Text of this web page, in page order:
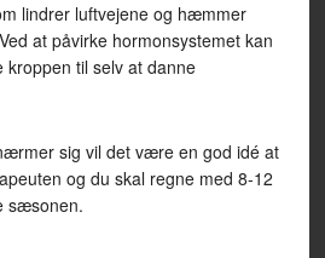
lindrer luftvejene og hæmmer
at påvirke hormonsystemet kan
til selv at danne
sig vil det være en god idé at
og du skal regne med 8-12
sæsonen.